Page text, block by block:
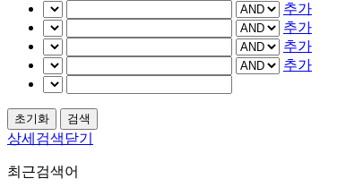
추가
추가
추가
추가
상세검색닫기
최근검색어